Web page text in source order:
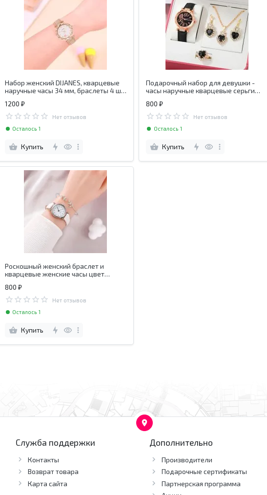
Набор женский DIJANES, кварцевые
наручные часы 34 мм, браслеты 4 шт
1200 ₽
Нет отзывов
Осталось 1
Купить
Подарочный набор для девушки -
часы наручные кварцевые серьги
800 ₽
Нет отзывов
Осталось 1
Купить
Роскошный женский браслет и
кварцевые женские часы цвет
800 ₽
Нет отзывов
Осталось 1
Купить
Служба поддержки
Контакты
Возврат товара
Карта сайта
Дополнительно
Производители
Подарочные сертификаты
Партнерская программа